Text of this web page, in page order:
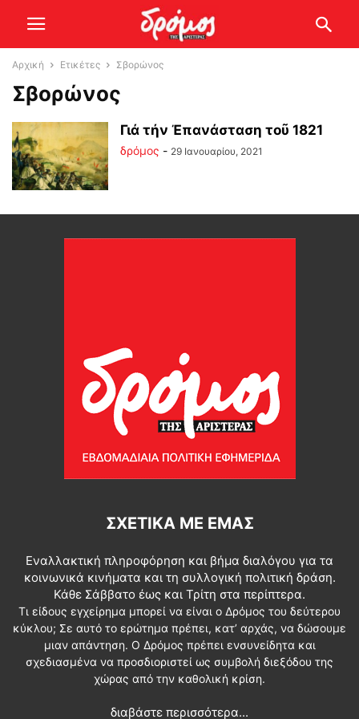
Αρχική Ετικέτες Σβορώνος
Σβορώνος
Γιά τήν Ἐπανάσταση τοῦ 1821
δρόμος - 29 Ιανουαρίου, 2021
ΣΧΕΤΙΚΆ ΜΕ ΕΜΆΣ
Εναλλακτική πληροφόρηση και βήμα διαλόγου για τα
κοινωνικά κινήματα και τη συλλογική πολιτική δράση.
Κάθε Σάββατο έως και Τρίτη στα περίπτερα.
Τι είδους εγχείρημα μπορεί να είναι ο Δρόμος του δεύτερου
κύκλου; Σε αυτό το ερώτημα πρέπει, κατ’ αρχάς, να δώσουμε
μιαν απάντηση. Ο Δρόμος πρέπει ενσυνείδητα και
σχεδιασμένα να προσδιοριστεί ως συμβολή διεξόδου της
χώρας από την καθολική κρίση.
διαβάστε περισσότερα...